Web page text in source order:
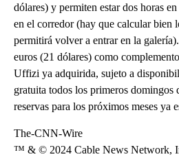
dólares) y permiten estar dos horas
en el corredor (hay que calcular bien
permitirá volver a entrar en la
euros (21 dólares) como
Uffizi ya adquirida, sujeto a
gratuita todos los primeros domingos
reservas para los próximos meses ya
The-CNN-Wire
™ & © 2024 Cable News Network,